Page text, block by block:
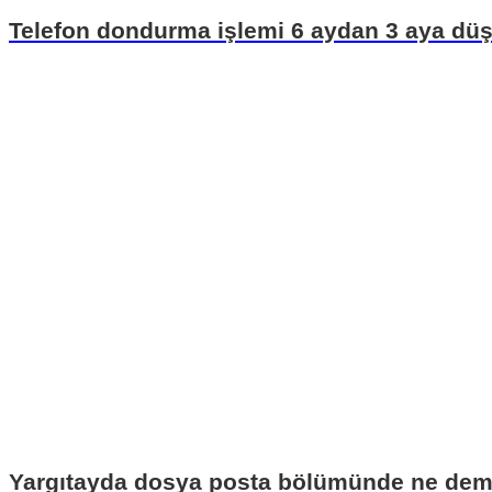
Telefon dondurma işlemi 6 aydan 3 aya
Yargıtayda dosya posta bölümünde ne